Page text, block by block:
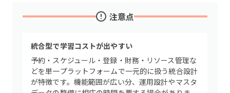
注意点
統合型で学習コストが出やすい
予約・スケジュール・登録・財務・リソース管理な
どを単一プラットフォームで一元的に扱う統合設計
が特徴です。機能範囲が広い分、運用設計やマスタ